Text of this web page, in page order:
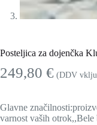
Posteljica za dojenčka
249,80 € (DDV
Glavne
varnost vaših